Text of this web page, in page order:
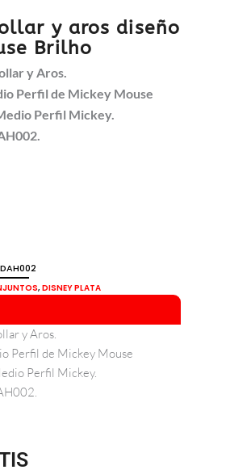
y aros diseño
Brilho
y Aros.
Perfil de Mickey Mouse
Perfil Mickey.
, DISNEY PLATA
y Aros.
Perfil de Mickey Mouse
Perfil Mickey.